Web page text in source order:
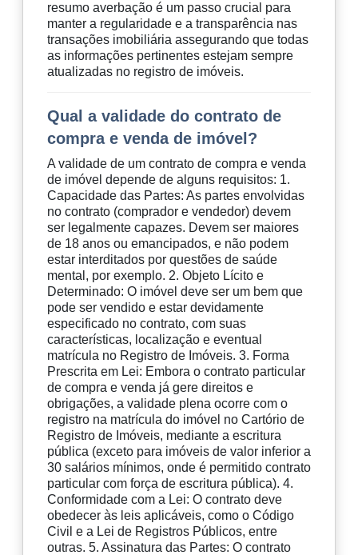
resumo averbação é um passo crucial para
manter a regularidade e a transparência nas
transações imobiliária assegurando que todas
as informações pertinentes estejam sempre
atualizadas no registro de imóveis.
Qual a validade do contrato de
compra e venda de imóvel?
A validade de um contrato de compra e venda
de imóvel depende de alguns requisitos: 1.
Capacidade das Partes: As partes envolvidas
no contrato (comprador e vendedor) devem
ser legalmente capazes. Devem ser maiores
de 18 anos ou emancipados, e não podem
estar interditados por questões de saúde
mental, por exemplo. 2. Objeto Lícito e
Determinado: O imóvel deve ser um bem que
pode ser vendido e estar devidamente
especificado no contrato, com suas
características, localização e eventual
matrícula no Registro de Imóveis. 3. Forma
Prescrita em Lei: Embora o contrato particular
de compra e venda já gere direitos e
obrigações, a validade plena ocorre com o
registro na matrícula do imóvel no Cartório de
Registro de Imóveis, mediante a escritura
pública (exceto para imóveis de valor inferior a
30 salários mínimos, onde é permitido contrato
particular com força de escritura pública). 4.
Conformidade com a Lei: O contrato deve
obedecer às leis aplicáveis, como o Código
Civil e a Lei de Registros Públicos, entre
outras. 5. Assinatura das Partes: O contrato